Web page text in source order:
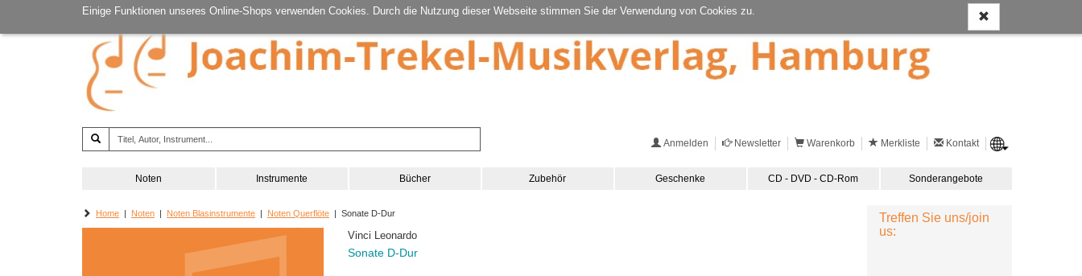
Einige Funktionen unseres Online-Shops verwenden Cookies. Durch die Nutzung dieser Webseite stimmen Sie der Verwendung von Cookies zu.
Anmelden Newsletter Warenkorb Merkliste Kontakt
Noten Instrumente Bücher Zubehör Geschenke CD - DVD - CD-Rom Sonderangebote
Home | Noten | Noten Blasinstrumente | Noten Querflöte | Sonate D-Dur
Vinci Leonardo
Sonate D-Dur
Treffen Sie uns/join
us: